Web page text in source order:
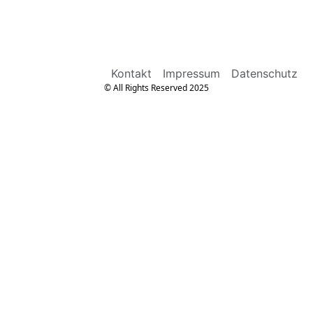
Kontakt Impressum Datenschutz
© All Rights Reserved 2025